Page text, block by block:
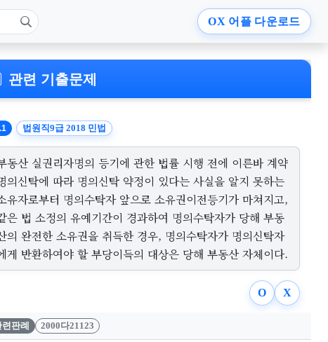
OX 어플 다운로드
관련 기출문제
법원직9급 2018 민법
동산 실권리자명의 등기에 관한 법률 시행 전에 이른바 계약
의신탁에 따라 명의신탁 약정이 있다는 사실을 알지 못하는
유자로부터 명의수탁자 앞으로 소유권이전등기가 마쳐지고,
은 법 소정의 유예기간이 경과하여 명의수탁자가 당해 부동
의 완전한 소유권을 취득한 경우, 명의수탁자가 명의신탁자
게 반환하여야 할 부당이득의 대상은 당해 부동산 자체이다.
O X
련판례 2000다21123